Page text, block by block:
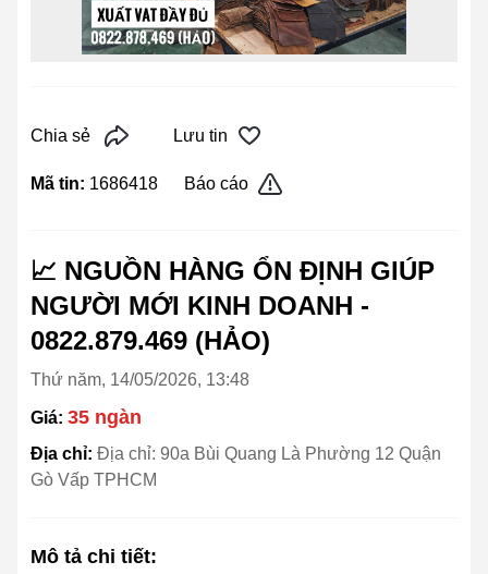
Chia sẻ Lưu tin
Mã tin: 1686418 Báo cáo
📈 NGUỒN HÀNG ỔN ĐỊNH GIÚP
NGƯỜI MỚI KINH DOANH -
0822.879.469 (HẢO)
Thứ năm, 14/05/2026, 13:48
Giá: 35 ngàn
Địa chỉ: Địa chỉ: 90a Bùi Quang Là Phường 12 Quận
Gò Vấp TPHCM
Mô tả chi tiết: